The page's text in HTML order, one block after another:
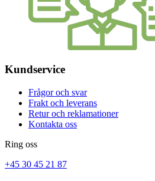
Kundservice
Frågor och svar
Frakt och leverans
Retur och reklamationer
Kontakta oss
Ring oss
+45 30 45 21 87